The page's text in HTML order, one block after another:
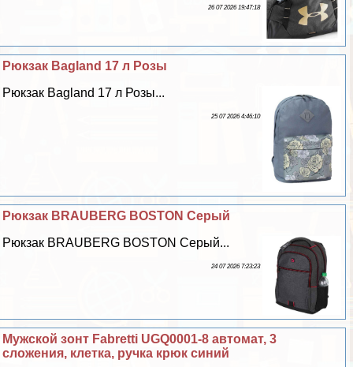
26 07 2026 19:47:18
Рюкзак Bagland 17 л Розы
Рюкзак Bagland 17 л Розы...
25 07 2026 4:46:10
Рюкзак BRAUBERG BOSTON Серый
Рюкзак BRAUBERG BOSTON Серый...
24 07 2026 7:23:23
Мужской зонт Fabretti UGQ0001-8 автомат, 3
сложения, клетка, ручка крюк синий